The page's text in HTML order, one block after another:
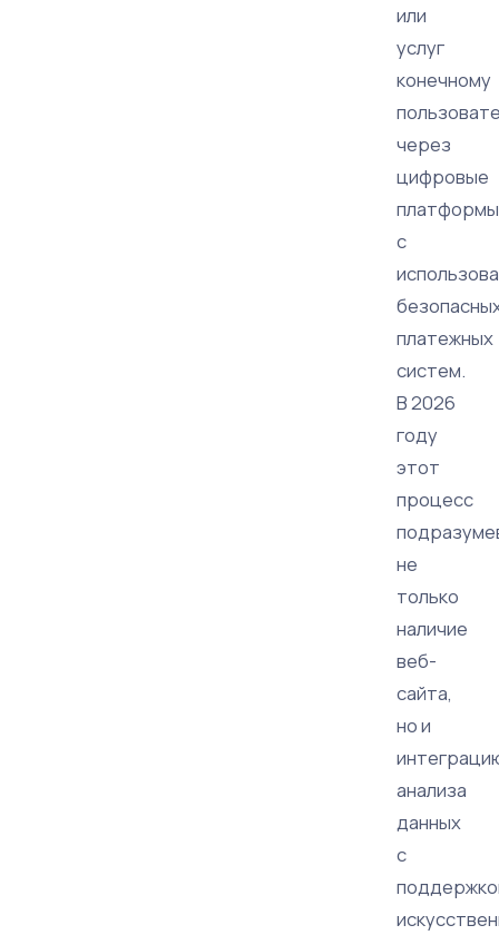
или
услуг
конечному
через
цифровые
платформы
с
платежных
систем.
В 2026
году
этот
процесс
не
только
наличие
веб-
сайта,
но и
анализа
данных
с